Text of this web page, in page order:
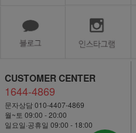
CUSTOMER CENTER
1644-4869
문자상담 010-4407-4869
월~토 09:00 - 20:00
일요일·공휴일 09:00 - 18:00